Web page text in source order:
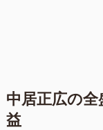
中居正広の全
益